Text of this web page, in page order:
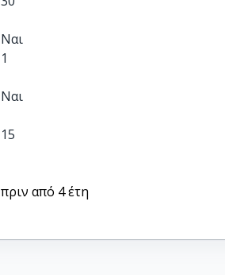
Ναι
1
Ναι
15
πριν από 4 έτη